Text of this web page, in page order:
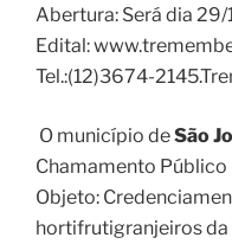
Abertura: Será dia
Edital:
Tel.:(12)3674-
O município deSão
Chamamento Público
Objeto:
hortifrutigranjeiros